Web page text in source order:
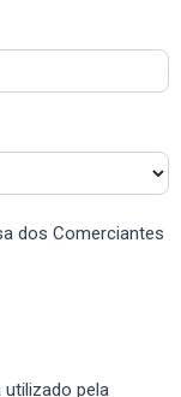
dos Comerciantes
pela